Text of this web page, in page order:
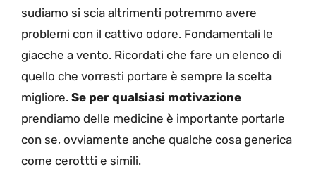
sudiamo si scia altrimenti potremmo avere
problemi con il cattivo odore. Fondamentali le
giacche a vento. Ricordati che fare un elenco di
quello che vorresti portare è sempre la scelta
migliore. Se per qualsiasi motivazione
prendiamo delle medicine è importante portarle
con se, ovviamente anche qualche cosa generica
come cerottti e simili.